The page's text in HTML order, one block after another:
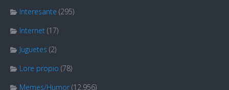
Interesante (295)
Internet (17)
Juguetes (2)
Lore propio (78)
Memes/Humor (12.956)